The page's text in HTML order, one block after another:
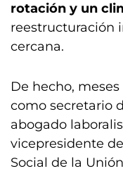
rotación y un
reestructuración
cercana.
De hecho,
como secretario
abogado
vicepresidente
Social de la